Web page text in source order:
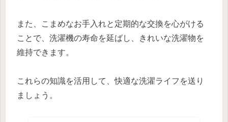
また、こまめなお手入れと定期的な交換を心がける
ことで、洗濯機の寿命を延ばし、きれいな洗濯物を
維持できます。
これらの知識を活用して、快適な洗濯ライフを送り
ましょう。